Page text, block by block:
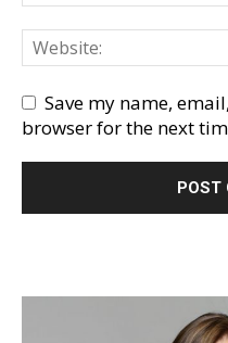
Save my name,
browser for the next